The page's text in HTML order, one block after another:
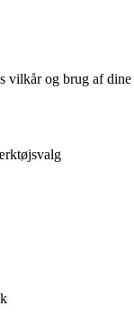
vilkår og brug af dine